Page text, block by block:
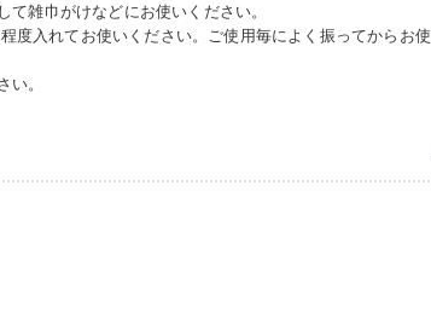
雑巾がけなどにお使いください。
度入れてお使いください。ご使用毎によく振ってからお使
い。